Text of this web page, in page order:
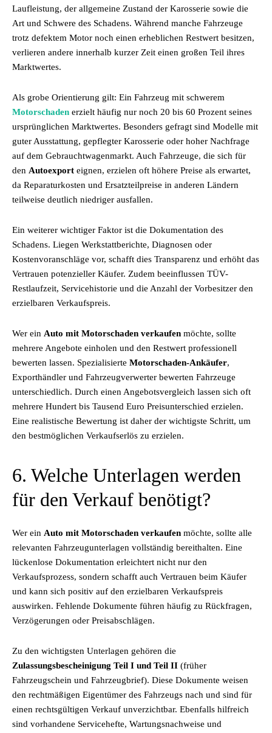
Laufleistung, der allgemeine Zustand der Karosserie sowie die
Art und Schwere des Schadens. Während manche Fahrzeuge
trotz defektem Motor noch einen erheblichen Restwert besitzen,
verlieren andere innerhalb kurzer Zeit einen großen Teil ihres
Marktwertes.
Als grobe Orientierung gilt: Ein Fahrzeug mit schwerem
Motorschaden erzielt häufig nur noch 20 bis 60 Prozent seines
ursprünglichen Marktwertes. Besonders gefragt sind Modelle mit
guter Ausstattung, gepflegter Karosserie oder hoher Nachfrage
auf dem Gebrauchtwagenmarkt. Auch Fahrzeuge, die sich für
den Autoexport eignen, erzielen oft höhere Preise als erwartet,
da Reparaturkosten und Ersatzteilpreise in anderen Ländern
teilweise deutlich niedriger ausfallen.
Ein weiterer wichtiger Faktor ist die Dokumentation des
Schadens. Liegen Werkstattberichte, Diagnosen oder
Kostenvoranschläge vor, schafft dies Transparenz und erhöht das
Vertrauen potenzieller Käufer. Zudem beeinflussen TÜV-
Restlaufzeit, Servicehistorie und die Anzahl der Vorbesitzer den
erzielbaren Verkaufspreis.
Wer ein Auto mit Motorschaden verkaufen möchte, sollte
mehrere Angebote einholen und den Restwert professionell
bewerten lassen. Spezialisierte Motorschaden-Ankäufer,
Exporthändler und Fahrzeugverwerter bewerten Fahrzeuge
unterschiedlich. Durch einen Angebotsvergleich lassen sich oft
mehrere Hundert bis Tausend Euro Preisunterschied erzielen.
Eine realistische Bewertung ist daher der wichtigste Schritt, um
den bestmöglichen Verkaufserlös zu erzielen.
6. Welche Unterlagen werden
für den Verkauf benötigt?
Wer ein Auto mit Motorschaden verkaufen möchte, sollte alle
relevanten Fahrzeugunterlagen vollständig bereithalten. Eine
lückenlose Dokumentation erleichtert nicht nur den
Verkaufsprozess, sondern schafft auch Vertrauen beim Käufer
und kann sich positiv auf den erzielbaren Verkaufspreis
auswirken. Fehlende Dokumente führen häufig zu Rückfragen,
Verzögerungen oder Preisabschlägen.
Zu den wichtigsten Unterlagen gehören die
Zulassungsbescheinigung Teil I und Teil II (früher
Fahrzeugschein und Fahrzeugbrief). Diese Dokumente weisen
den rechtmäßigen Eigentümer des Fahrzeugs nach und sind für
einen rechtsgültigen Verkauf unverzichtbar. Ebenfalls hilfreich
sind vorhandene Servicehefte, Wartungsnachweise und